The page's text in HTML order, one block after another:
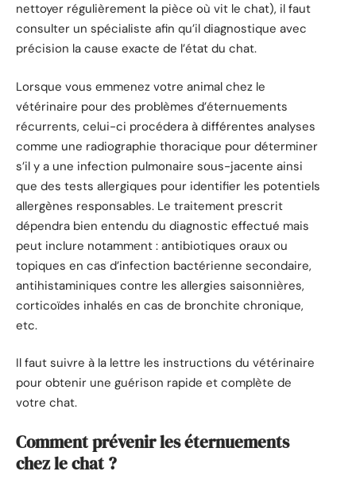
nettoyer régulièrement la pièce où vit le chat), il faut
consulter un spécialiste afin qu’il diagnostique avec
précision la cause exacte de l’état du chat.
Lorsque vous emmenez votre animal chez le
vétérinaire pour des problèmes d’éternuements
récurrents, celui-ci procédera à différentes analyses
comme une radiographie thoracique pour déterminer
s’il y a une infection pulmonaire sous-jacente ainsi
que des tests allergiques pour identifier les potentiels
allergènes responsables. Le traitement prescrit
dépendra bien entendu du diagnostic effectué mais
peut inclure notamment : antibiotiques oraux ou
topiques en cas d’infection bactérienne secondaire,
antihistaminiques contre les allergies saisonnières,
corticoïdes inhalés en cas de bronchite chronique,
etc.
Il faut suivre à la lettre les instructions du vétérinaire
pour obtenir une guérison rapide et complète de
votre chat.
Comment prévenir les éternuements
chez le chat ?